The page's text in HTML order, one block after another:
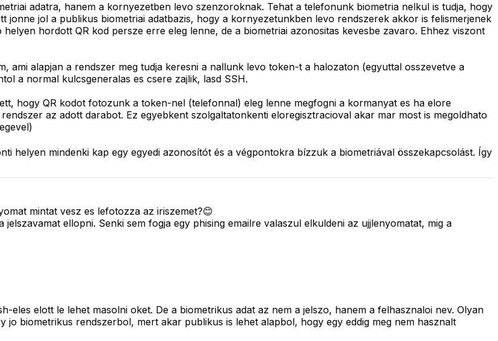
adatra, hanem a kornyezetben levo szenzoroknak. Tehat a telefonunk biometria nelkul is tudja, hogy
jonne jol a publikus biometriai adatbazis, hogy a kornyezetunkben levo rendszerek akkor is felismerjenek
hordott QR kod persze erre eleg lenne, de a biometriai azonositas kevesbe zavaro. Ehhez viszont
ami alapjan a rendszer meg tudja keresni a nallunk levo token-t a halozaton (egyuttal osszevetve a
a normal kulcsgeneralas es csere zajlik, lasd SSH.
hogy QR kodot fotozunk a token-nel (telefonnal) eleg lenne megfogni a kormanyat es ha elore
az adott darabot. Ez egyebkent szolgaltatonkenti eloregisztracioval akar mar most is megoldhato
helyen mindenki kap egy egyedi azonosítót és a végpontokra bízzuk a biometriával összekapcsolást. Így
mintat vesz es lefotozza az iriszemet?😊
ellopni. Senki sem fogja egy phising emailre valaszul elkuldeni az ujjlenyomatat, mig a
eles elott le lehet masolni oket. De a biometrikus adat az nem a jelszo, hanem a felhasznaloi nev. Olyan
jo biometrikus rendszerbol, mert akar publikus is lehet alapbol, hogy egy eddig meg nem hasznalt